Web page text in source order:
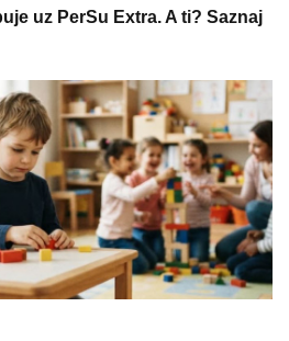
uz PerSu Extra. A ti? Saznaj